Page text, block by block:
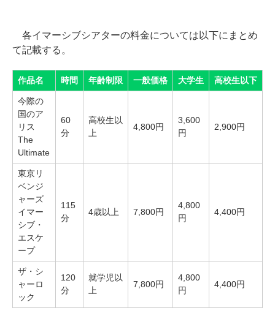
各イマーシブシアターの料金については以下にまとめ
て記載する。
作品名 時間 年齢制限 一般価格 大学生 高校生以下
今際の
国のア
リス
The
Ultimate
60
分
高校生以
上
4,800円
3,600
円
2,900円
東京リ
ベンジ
ャーズ
イマー
シブ・
エスケ
ープ
115
分
4歳以上 7,800円
4,800
円
4,400円
ザ・シ
ャーロ
ック
120
分
就学児以
上
7,800円
4,800
円
4,400円